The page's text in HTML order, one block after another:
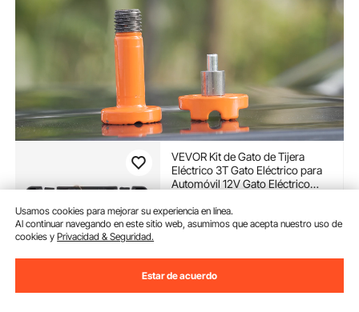
VEVOR Kit de Gato de Tijera
Eléctrico 3T Gato Eléctrico para
Automóvil 12V Gato Eléctrico
Coche con Cable de
Alimentación de 3,5m para
5990€
Disponible
Entrega:
Mar. Ago. 11
Usamos cookies para mejorar su experiencia en línea.
Al continuar navegando en este sitio web, asumimos que acepta nuestro uso de
cookies yPrivacidad & Seguridad.
Estar de acuerdo